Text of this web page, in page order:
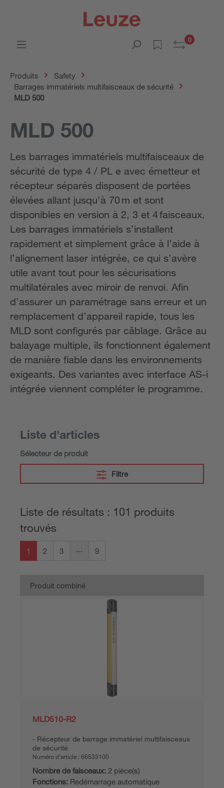
0
Produits
Safety
Barrages immatériels multifaisceaux de sécurité
MLD 500
MLD 500
Les barrages immatériels multifaisceaux de
sécurité de type 4 / PL e avec émetteur et
récepteur séparés disposent de portées
élevées allant jusqu’à 70 m et sont
disponibles en version à 2, 3 et 4 faisceaux.
Les barrages immatériels s’installent
rapidement et simplement grâce à l’aide à
l’alignement laser intégrée, ce qui s’avère
utile avant tout pour les sécurisations
multilatérales avec miroir de renvoi. Afin
d’assurer un paramétrage sans erreur et un
remplacement d’appareil rapide, tous les
MLD sont configurés par câblage. Grâce au
balayage multiple, ils fonctionnent également
de manière fiable dans les environnements
exigeants. Des variantes avec interface AS-i
intégrée viennent compléter le programme.
Liste d'articles
Sélecteur de produit
Filtre
Liste de résultats : 101 produits
trouvés
1 2 3 9
Produit combiné
MLD510-R2
Récepteur de barrage immatériel multifaisceaux
de sécurité
Numéro d’article : 66533100
Nombre de faisceaux: 2 pièce(s)
Fonctions: Redémarrage automatique